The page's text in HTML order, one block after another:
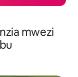
mwezi